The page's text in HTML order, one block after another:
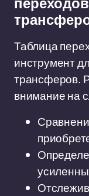
Таблица
инструмент
трансферов.
внимание на